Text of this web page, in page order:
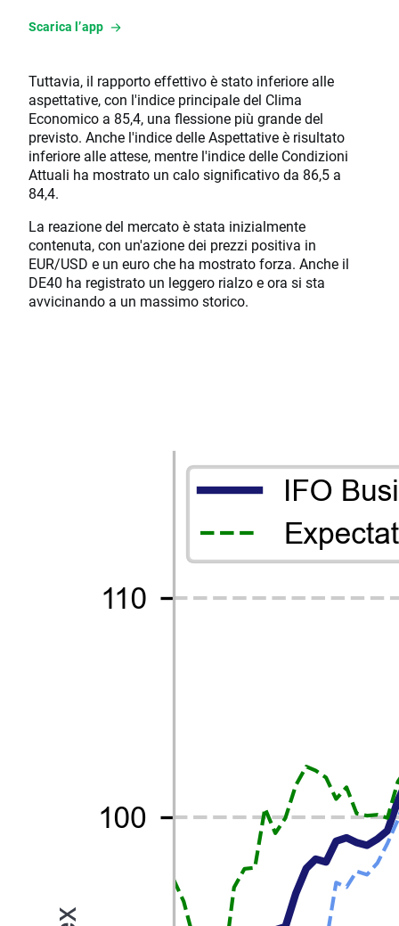
Scarica l’app
Tuttavia, il rapporto effettivo è stato inferiore alle
aspettative, con l'indice principale del Clima
Economico a 85,4, una flessione più grande del
previsto. Anche l'indice delle Aspettative è risultato
inferiore alle attese, mentre l'indice delle Condizioni
Attuali ha mostrato un calo significativo da 86,5 a
84,4.
La reazione del mercato è stata inizialmente
contenuta, con un'azione dei prezzi positiva in
EUR/USD e un euro che ha mostrato forza. Anche il
DE40 ha registrato un leggero rialzo e ora si sta
avvicinando a un massimo storico.